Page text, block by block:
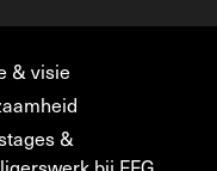
& visie
&